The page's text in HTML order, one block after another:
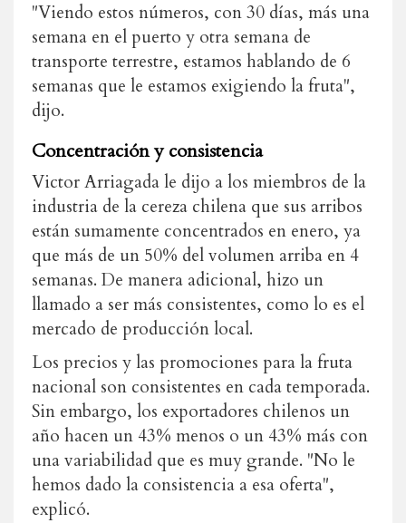
"Viendo estos números, con 30 días, más una
semana en el puerto y otra semana de
transporte terrestre, estamos hablando de 6
semanas que le estamos exigiendo la fruta",
dijo.
Concentración y consistencia
Victor Arriagada le dijo a los miembros de la
industria de la cereza chilena que sus arribos
están sumamente concentrados en enero, ya
que más de un 50% del volumen arriba en 4
semanas. De manera adicional, hizo un
llamado a ser más consistentes, como lo es el
mercado de producción local.
Los precios y las promociones para la fruta
nacional son consistentes en cada temporada.
Sin embargo, los exportadores chilenos un
año hacen un 43% menos o un 43% más con
una variabilidad que es muy grande. "No le
hemos dado la consistencia a esa oferta",
explicó.